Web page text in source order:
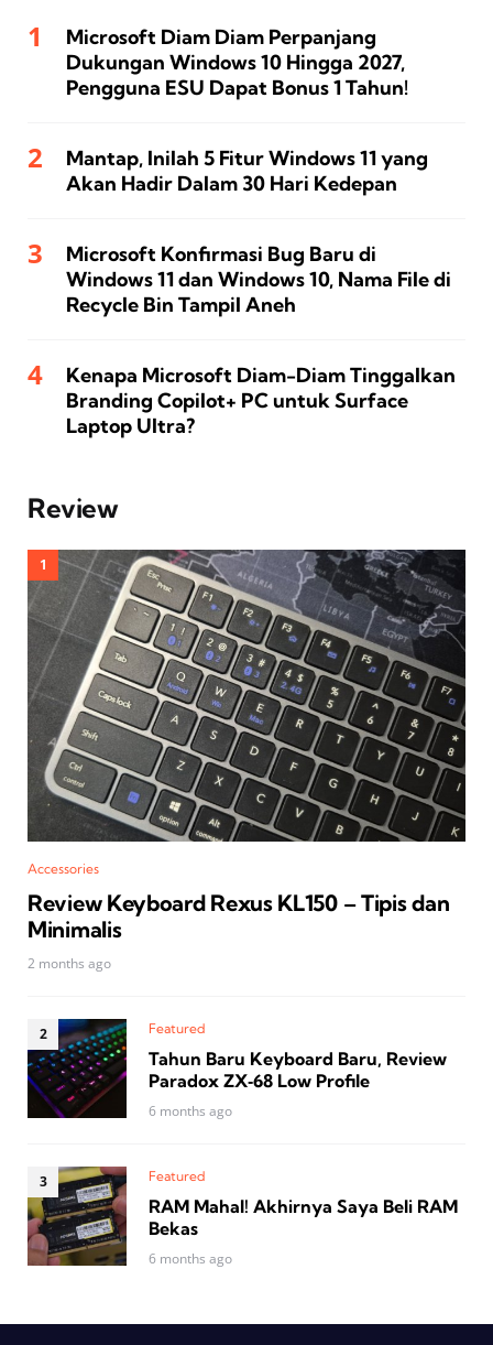
Microsoft Diam Diam Perpanjang
Dukungan Windows 10 Hingga 2027,
Pengguna ESU Dapat Bonus 1 Tahun!
Mantap, Inilah 5 Fitur Windows 11 yang
Akan Hadir Dalam 30 Hari Kedepan
Microsoft Konfirmasi Bug Baru di
Windows 11 dan Windows 10, Nama File di
Recycle Bin Tampil Aneh
Kenapa Microsoft Diam-Diam Tinggalkan
Branding Copilot+ PC untuk Surface
Laptop Ultra?
Review
Accessories
Review Keyboard Rexus KL150 – Tipis dan
Minimalis
2 months ago
Featured
Tahun Baru Keyboard Baru, Review
Paradox ZX‑68 Low Profile
6 months ago
Featured
RAM Mahal! Akhirnya Saya Beli RAM
Bekas
6 months ago